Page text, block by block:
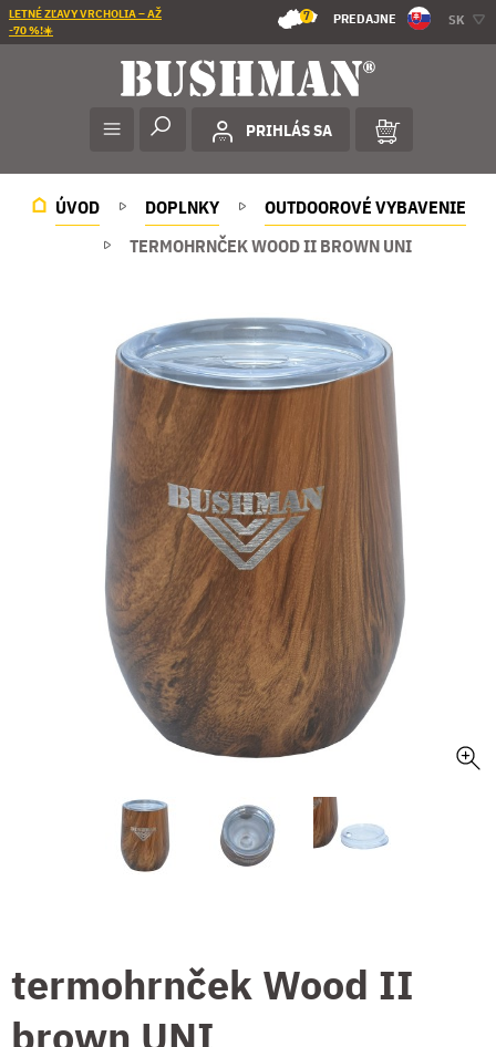
LETNÉ ZĽAVY VRCHOLIA – AŽ
-70 %!☀️
7 PREDAJNE SK
PRIHLÁS SA
ÚVOD DOPLNKY
OUTDOOROVÉ VYBAVENIE
TERMOHRNČEK WOOD II BROWN UNI
termohrnček Wood II
brown UNI